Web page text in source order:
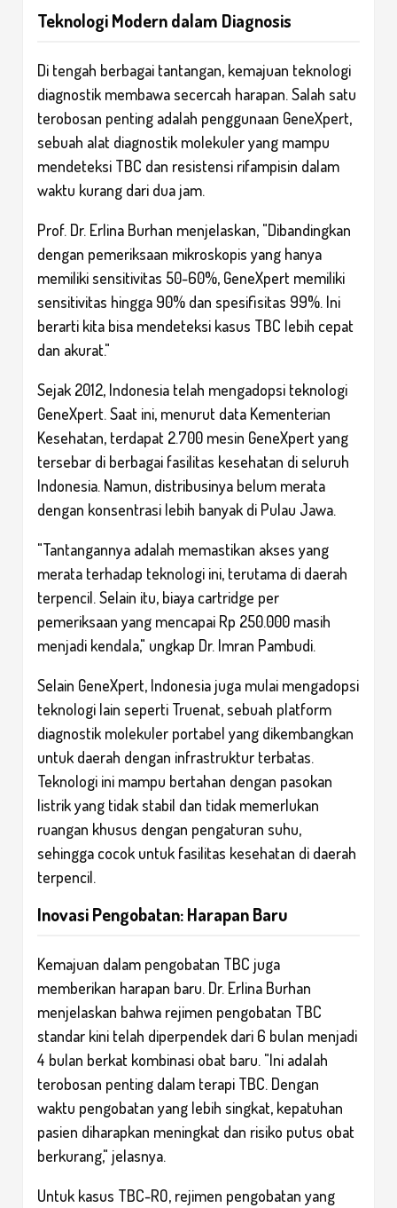
Teknologi Modern dalam Diagnosis
Di tengah berbagai tantangan, kemajuan teknologi
diagnostik membawa secercah harapan. Salah satu
terobosan penting adalah penggunaan GeneXpert,
sebuah alat diagnostik molekuler yang mampu
mendeteksi TBC dan resistensi rifampisin dalam
waktu kurang dari dua jam.
Prof. Dr. Erlina Burhan menjelaskan, "Dibandingkan
dengan pemeriksaan mikroskopis yang hanya
memiliki sensitivitas 50-60%, GeneXpert memiliki
sensitivitas hingga 90% dan spesifisitas 99%. Ini
berarti kita bisa mendeteksi kasus TBC lebih cepat
dan akurat."
Sejak 2012, Indonesia telah mengadopsi teknologi
GeneXpert. Saat ini, menurut data Kementerian
Kesehatan, terdapat 2.700 mesin GeneXpert yang
tersebar di berbagai fasilitas kesehatan di seluruh
Indonesia. Namun, distribusinya belum merata
dengan konsentrasi lebih banyak di Pulau Jawa.
"Tantangannya adalah memastikan akses yang
merata terhadap teknologi ini, terutama di daerah
terpencil. Selain itu, biaya cartridge per
pemeriksaan yang mencapai Rp 250.000 masih
menjadi kendala," ungkap Dr. Imran Pambudi.
Selain GeneXpert, Indonesia juga mulai mengadopsi
teknologi lain seperti Truenat, sebuah platform
diagnostik molekuler portabel yang dikembangkan
untuk daerah dengan infrastruktur terbatas.
Teknologi ini mampu bertahan dengan pasokan
listrik yang tidak stabil dan tidak memerlukan
ruangan khusus dengan pengaturan suhu,
sehingga cocok untuk fasilitas kesehatan di daerah
terpencil.
Inovasi Pengobatan: Harapan Baru
Kemajuan dalam pengobatan TBC juga
memberikan harapan baru. Dr. Erlina Burhan
menjelaskan bahwa rejimen pengobatan TBC
standar kini telah diperpendek dari 6 bulan menjadi
4 bulan berkat kombinasi obat baru. "Ini adalah
terobosan penting dalam terapi TBC. Dengan
waktu pengobatan yang lebih singkat, kepatuhan
pasien diharapkan meningkat dan risiko putus obat
berkurang," jelasnya.
Untuk kasus TBC-RO, rejimen pengobatan yang